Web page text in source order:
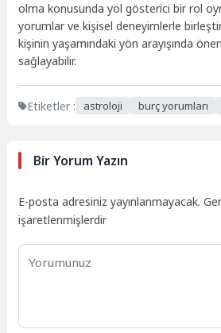
olma konusunda yol gösterici bir rol
yorumlar ve kişisel deneyimlerle
kişinin yaşamındaki yön arayışında
sağlayabilir.
Etiketler : astroloji burç yorumları
Bir Yorum Yazın
E-posta adresiniz yayınlanmayacak.
işaretlenmişlerdir